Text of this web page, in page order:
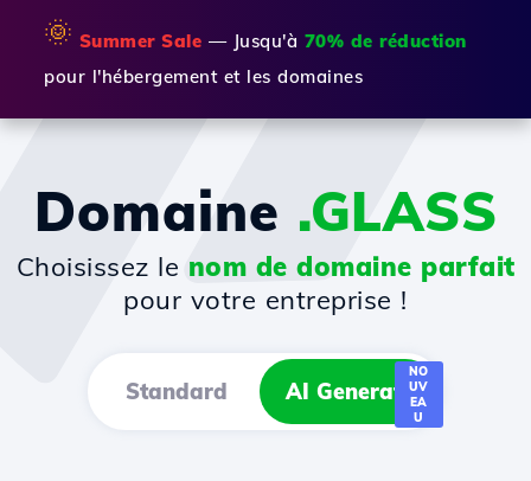
🌞 Summer Sale — Jusqu'à 70% de réduction
pour l'hébergement et les domaines
Domaine .GLASS
Choisissez le nom de domaine parfait
pour votre entreprise !
Standard AI Generator
NO
UV
EA
U